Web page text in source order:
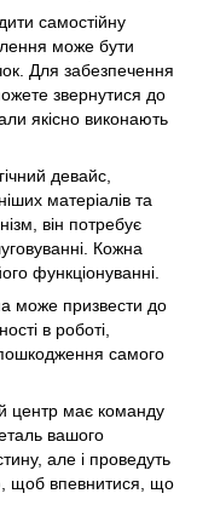
самостійну
може бути
Для забезпечення
звернутися до
якісно виконають
девайс,
матеріалів та
він потребує
Кожна
функціонуванні.
може призвести до
в роботі,
самого
центр має команду
вашого
але і проведуть
щоб впевнитися, що